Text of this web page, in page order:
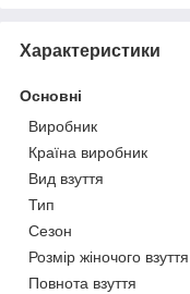
Характеристики
Основні
Виробник
Країна виробник
Вид взуття
Тип
Сезон
Розмір жіночого взуття
Повнота взуття